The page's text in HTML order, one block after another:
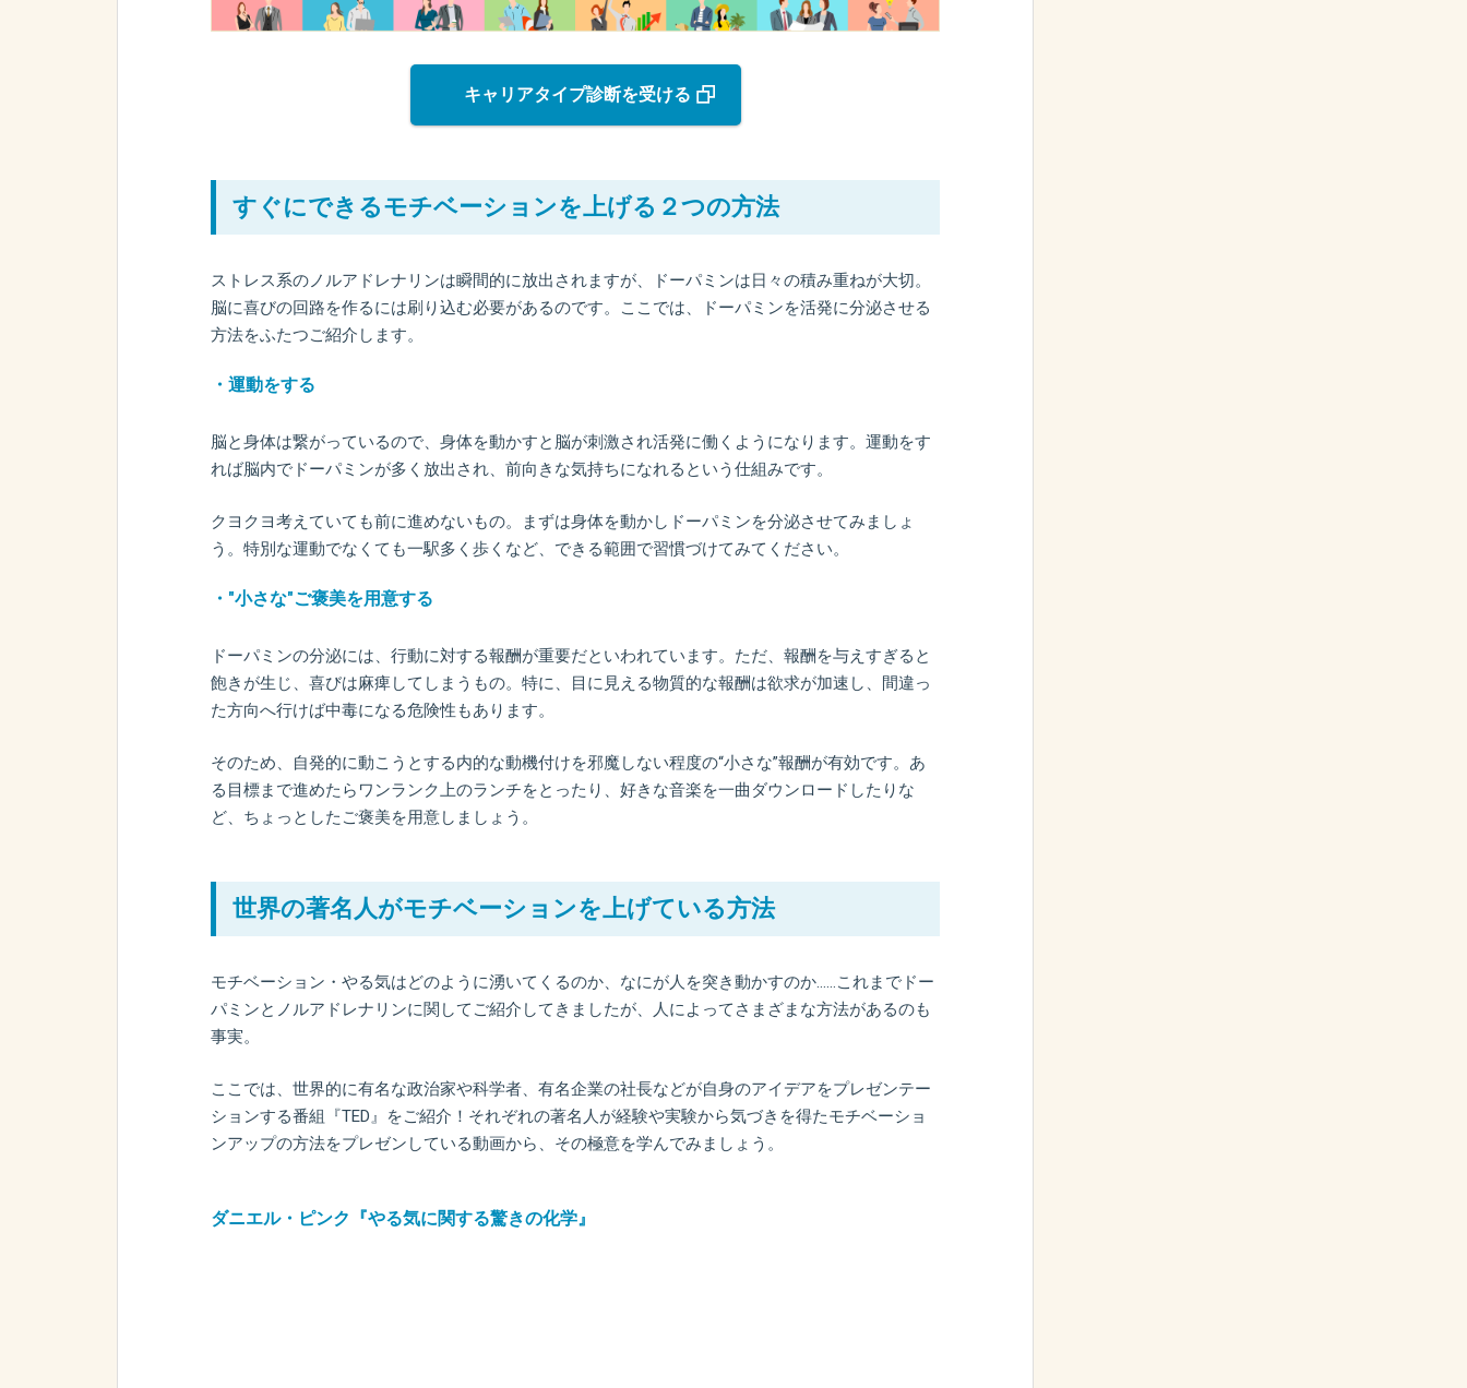
キャリアタイプ診断を受ける
すぐにできるモチベーションを上げる２つの方法
ストレス系のノルアドレナリンは瞬間的に放出されますが、ドーパミンは日々の積み重ねが大切。
脳に喜びの回路を作るには刷り込む必要があるのです。ここでは、ドーパミンを活発に分泌させる
方法をふたつご紹介します。
・運動をする
脳と身体は繋がっているので、身体を動かすと脳が刺激され活発に働くようになります。運動をす
れば脳内でドーパミンが多く放出され、前向きな気持ちになれるという仕組みです。
クヨクヨ考えていても前に進めないもの。まずは身体を動かしドーパミンを分泌させてみましょ
う。特別な運動でなくても一駅多く歩くなど、できる範囲で習慣づけてみてください。
・"小さな"ご褒美を用意する
ドーパミンの分泌には、行動に対する報酬が重要だといわれています。ただ、報酬を与えすぎると
飽きが生じ、喜びは麻痺してしまうもの。特に、目に見える物質的な報酬は欲求が加速し、間違っ
た方向へ行けば中毒になる危険性もあります。
そのため、自発的に動こうとする内的な動機付けを邪魔しない程度の“小さな”報酬が有効です。あ
る目標まで進めたらワンランク上のランチをとったり、好きな音楽を一曲ダウンロードしたりな
ど、ちょっとしたご褒美を用意しましょう。
世界の著名人がモチベーションを上げている方法
モチベーション・やる気はどのように湧いてくるのか、なにが人を突き動かすのか……これまでドー
パミンとノルアドレナリンに関してご紹介してきましたが、人によってさまざまな方法があるのも
事実。
ここでは、世界的に有名な政治家や科学者、有名企業の社長などが自身のアイデアをプレゼンテー
ションする番組『TED』をご紹介！それぞれの著名人が経験や実験から気づきを得たモチベーショ
ンアップの方法をプレゼンしている動画から、その極意を学んでみましょう。
ダニエル・ピンク『やる気に関する驚きの化学』